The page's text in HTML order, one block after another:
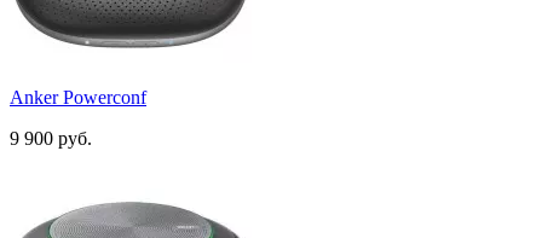
Anker Powerconf
9 900 руб.